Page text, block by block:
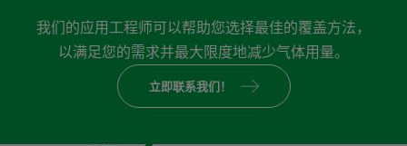
我们的应用工程师可以帮助您选择最佳的覆盖方法，
以满足您的需求并最大限度地减少气体用量。
立即联系我们！